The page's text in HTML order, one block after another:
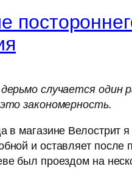
случается один
закономерность.
в магазине Велострит
и оставляет
был проездом на